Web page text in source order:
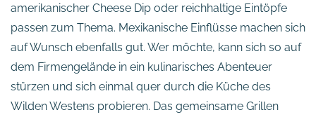
amerikanischer Cheese Dip oder reichhaltige Eintöpfe
passen zum Thema. Mexikanische Einflüsse machen sich
auf Wunsch ebenfalls gut. Wer möchte, kann sich so auf
dem Firmengelände in ein kulinarisches Abenteuer
stürzen und sich einmal quer durch die Küche des
Wilden Westens probieren. Das gemeinsame Grillen